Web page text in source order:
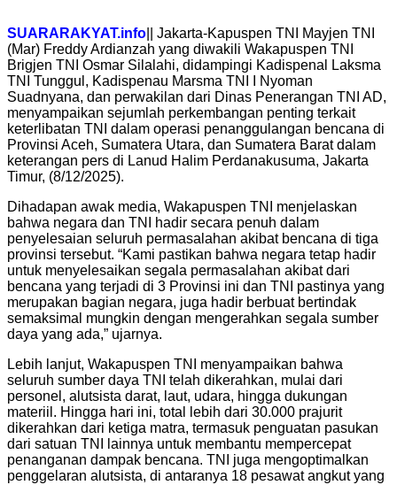
SUARARAKYAT.info || Jakarta-Kapuspen TNI Mayjen TNI
(Mar) Freddy Ardianzah yang diwakili Wakapuspen TNI
Brigjen TNI Osmar Silalahi, didampingi Kadispenal Laksma
TNI Tunggul, Kadispenau Marsma TNI I Nyoman
Suadnyana, dan perwakilan dari Dinas Penerangan TNI AD,
menyampaikan sejumlah perkembangan penting terkait
keterlibatan TNI dalam operasi penanggulangan bencana di
Provinsi Aceh, Sumatera Utara, dan Sumatera Barat dalam
keterangan pers di Lanud Halim Perdanakusuma, Jakarta
Timur, (8/12/2025).
Dihadapan awak media, Wakapuspen TNI menjelaskan
bahwa negara dan TNI hadir secara penuh dalam
penyelesaian seluruh permasalahan akibat bencana di tiga
provinsi tersebut. “Kami pastikan bahwa negara tetap hadir
untuk menyelesaikan segala permasalahan akibat dari
bencana yang terjadi di 3 Provinsi ini dan TNI pastinya yang
merupakan bagian negara, juga hadir berbuat bertindak
semaksimal mungkin dengan mengerahkan segala sumber
daya yang ada,” ujarnya.
Lebih lanjut, Wakapuspen TNI menyampaikan bahwa
seluruh sumber daya TNI telah dikerahkan, mulai dari
personel, alutsista darat, laut, udara, hingga dukungan
materiil. Hingga hari ini, total lebih dari 30.000 prajurit
dikerahkan dari ketiga matra, termasuk penguatan pasukan
dari satuan TNI lainnya untuk membantu mempercepat
penanganan dampak bencana. TNI juga mengoptimalkan
penggelaran alutsista, di antaranya 18 pesawat angkut yang